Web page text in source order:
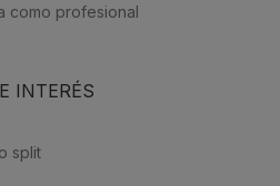
como profesional
INTERÉS
split